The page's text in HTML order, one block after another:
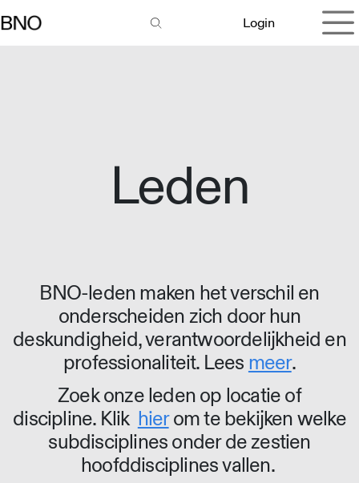
Login
Leden
BNO-leden maken het verschil en
onderscheiden zich door hun
deskundigheid, verantwoordelijkheid en
professionaliteit. Lees meer.
Zoek onze leden op locatie of
discipline. Klik hierom te bekijken welke
subdisciplines onder de zestien
hoofddisciplines vallen.